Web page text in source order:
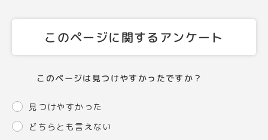
このページに関するアンケート
このページは見つけやすかったですか？
見つけやすかった
どちらとも言えない